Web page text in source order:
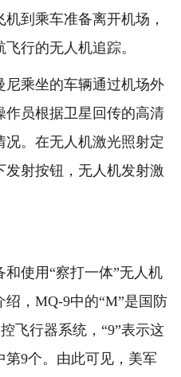
到乘车准备离开机场，
行的无人机追踪。
乘坐的车辆通过机场外
作员根据卫星回传的高清
。在无人机激光照射定
射按钮，无人机发射激
使用“察打一体”无人机
，MQ-9中的“M”是国防
飞行器系统，“9”表示这
9个。由此可见，美军